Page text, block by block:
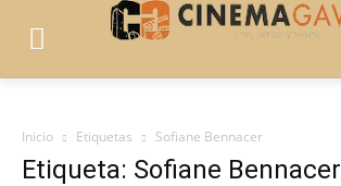
Inicio Etiquetas Sofiane Bennacer
Etiqueta: Sofiane Bennacer